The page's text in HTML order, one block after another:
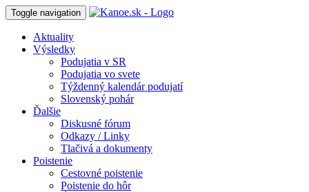
Toggle navigation
Aktuality
Výsledky
Podujatia v SR
Podujatia vo svete
Týždenný kalendár podujatí
Slovenský pohár
Ďalšie
Diskusné fórum
Odkazy / Linky
Tlačivá a dokumenty
Poistenie
Cestovné poistenie
Poistenie do hôr